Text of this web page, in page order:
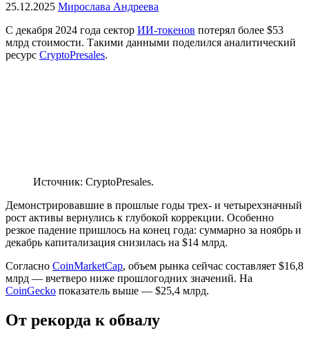
25.12.2025 Мирослава Андреева
С декабря 2024 года сектор ИИ-токенов потерял более $53
млрд стоимости. Такими данными поделился аналитический
ресурс CryptoPresales.
Источник: CryptoPresales.
Демонстрировавшие в прошлые годы трех- и четырехзначный
рост активы вернулись к глубокой коррекции. Особенно
резкое падение пришлось на конец года: суммарно за ноябрь и
декабрь капитализация снизилась на $14 млрд.
Согласно CoinMarketCap, объем рынка сейчас составляет $16,8
млрд — вчетверо ниже прошлогодних значений. На
CoinGecko показатель выше — $25,4 млрд.
От рекорда к обвалу